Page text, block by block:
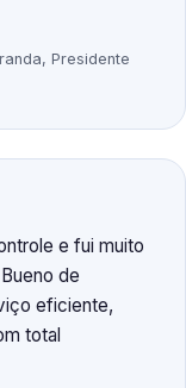
Presidente
e fui muito
de
eficiente,
total